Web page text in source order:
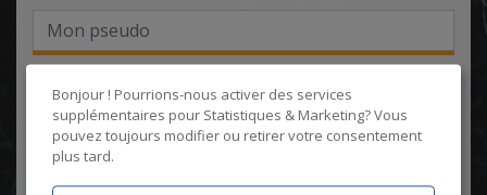
J'accepte lesCGUet lapolitique de protection des données
certifie être âgé de plus de 18 ans
Bonjour ! Pourrions-nous activer des services
supplémentaires pour Statistiques & Marketing? Vous
pouvez toujours modifier ou retirer votre consentement
plus tard.